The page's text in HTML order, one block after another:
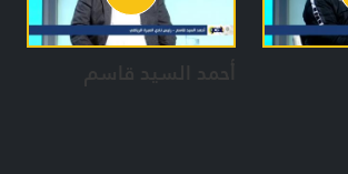
أحمد السيد قاسم